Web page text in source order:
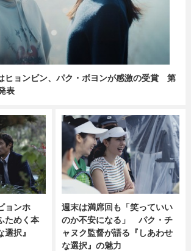
ヒョンビン、パク・ボヨンが感激の受賞 第
表
ョンホ
ためく本
択』
週末は満席回も「笑っていい
のか不安になる」 パク・チ
ャヌク監督が語る『しあわせ
な選択』の魅力